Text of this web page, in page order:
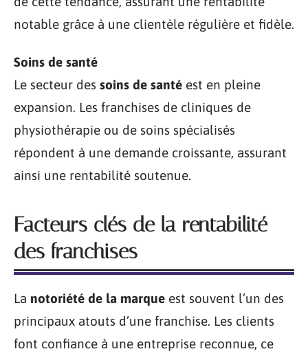
notable grâce à une clientèle régulière et fidèle.
Soins de santé
Le secteur des soins de santé est en pleine
expansion. Les franchises de cliniques de
physiothérapie ou de soins spécialisés
répondent à une demande croissante, assurant
ainsi une rentabilité soutenue.
Facteurs clés de la rentabilité
des franchises
La notoriété de la marque est souvent l’un des
principaux atouts d’une franchise. Les clients
font confiance à une entreprise reconnue, ce